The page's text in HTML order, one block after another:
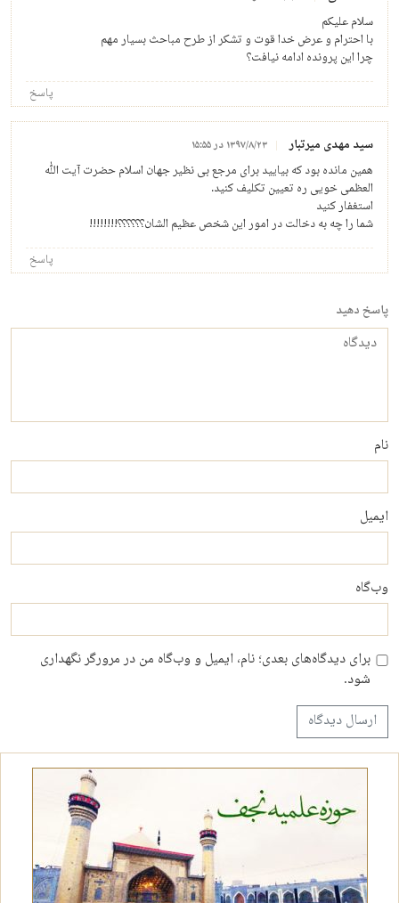
سلام علیکم
با احترام و عرض خدا قوت و تشکر از طرح مباحث بسیار مهم
چرا این پرونده ادامه نیافت؟
پاسخ
سید مهدی میرتبار ۱۳۹۷/۸/۲۳ در ۱۵:۵۵
همین مانده بود که بیایید برای مرجع بی نظیر جهان اسلام حضرت آیت الله
العظمی خویی ره تعیین تکلیف کنید.
استغفار کنید
شما را چه به دخالت در امور این شخص عظیم الشان؟؟؟؟؟؟!!!!!!!!
پاسخ
پاسخ دهید
دیدگاه
نام
ایمیل
وب‌گاه
برای دیدگاه‌های بعدی؛ نام، ایمیل و وب‌گاه من در مرورگر نگهداری
شود.